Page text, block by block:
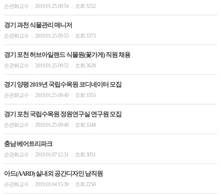
손관화교수 2019.01.25 09:54 조회 3252
경기 과천 식물관리 매니저
손관화교수 2019.01.25 09:53 조회 3373
경기 포천 허브아일랜드 식물원(꽃가게) 직원 채용
손관화교수 2019.01.25 09:52 조회 3628
경기 양평 2019년 국립수목원 코디네이터 모집
손관화교수 2019.01.25 09:49 조회 3355
경기 포천 국립수목원 정원연구실 연구원 모집
손관화교수 2019.01.25 09:48 조회 3348
충남 베어트리파크
손관화교수 2019.01.07 12:31 조회 3051
아드(AARD) 실내외 공간디자인 남직원
손관화교수 2019.01.04 15:39 조회 2250